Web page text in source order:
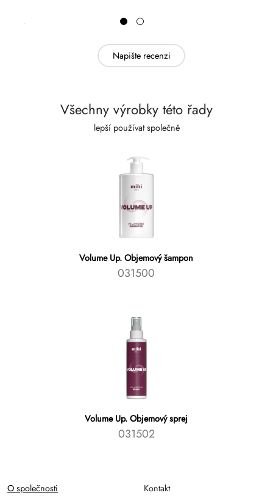
Napište recenzi
Všechny výrobky této řady
lepší používat společně
Volume Up. Objemový šampon
031500
Volume Up. Objemový sprej
031502
O společnosti
Kontakt